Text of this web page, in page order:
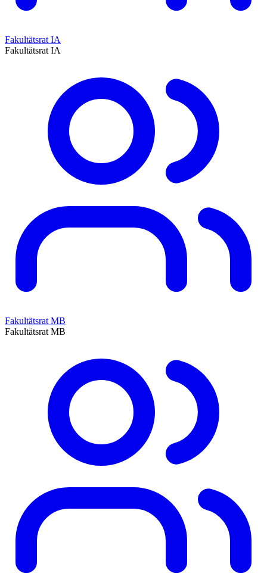
Fakultätsrat IA
Fakultätsrat IA
Fakultätsrat MB
Fakultätsrat MB